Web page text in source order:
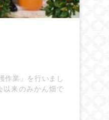
作業』を行いまし
以来のみかん畑で